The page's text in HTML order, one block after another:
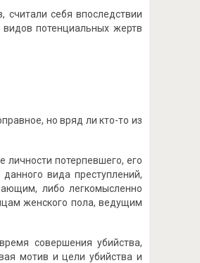
считали себя впоследствии
потенциальных жертв
но вряд ли кто-то из
потерпевшего, его
вида преступлений,
либо легкомысленно
женского пола, ведущим
совершения убийства,
мотив и цели убийства и